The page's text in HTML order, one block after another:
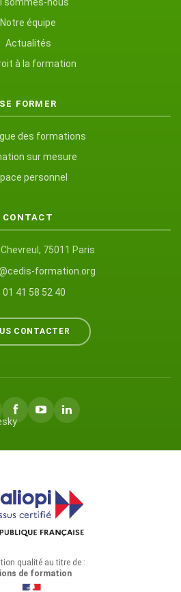
Notre équipe
Actualités
à la formation
SE FORMER
des formations
sur mesure
personnel
CONTACT
75011 Paris
formation.org
01 41 58 52 40
CONTACTER
qualité au titre de :
de formation